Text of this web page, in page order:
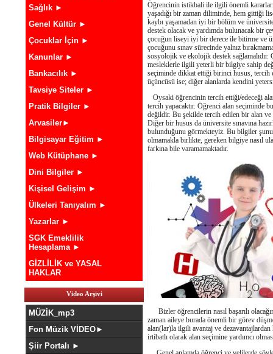
Sağlık ►
Genel Kültür ►
Çocuklar İçin ►
Kanunlar ►
Bankacılık ►
Tavsiye Siteler ►
Pratik Bilgiler ►
Arvasiler►
Bilgisayar Eğitim ►
Web Kütüphane ►
Dini Bilgiler ►
Kişisel Gelişim ►
Ülkeleri Tanıyalım ►
Yazarlar ►
SGK Emeklilik
Hesaplama ►
GİZLİLİK ve YASAL
HAKLAR
Video Arşivi
MÜZİK_mp3
Fon Müzik VİDEO►
Şiir Portalı ►
Öğrencinin istikbali ile ilgili önemli
yaşadığı bir zaman diliminde, hem gittiği
kaybı yaşamadan iyi bir bölüm ve
destek olacak ve yardımda bulunacak bir
çocuğun liseyi iyi bir derece ile bitirme ve
çocuğunu sınav sürecinde yalnız
sosyolojik ve ekolojik destek sağlamalıdır.
mesleklerle ilgili yeterli bir bilgiye sahip
seçiminde dikkat ettiği birinci husus, tercih
üçüncüsü ise; diğer alanlarda kendini
Oysaki öğrencinin tercih ettiği/edeceği
tercih yapacaktır. Öğrenci alan
değildir. Bu şekilde tercih edilen bir alan
Diğer bir husus da üniversite sınavına
bulunduğunu görmekteyiz. Bu bilgiler
olmamakla birlikte, gereken bilgiye nasıl
farkına bile varamamaktadır.
Bizler öğrencilerin nasıl başarılı
zaman aileye burada önemli bir görev
alan(lar)la ilgili avantaj ve
irtibatlı olarak alan seçimine yardımcı